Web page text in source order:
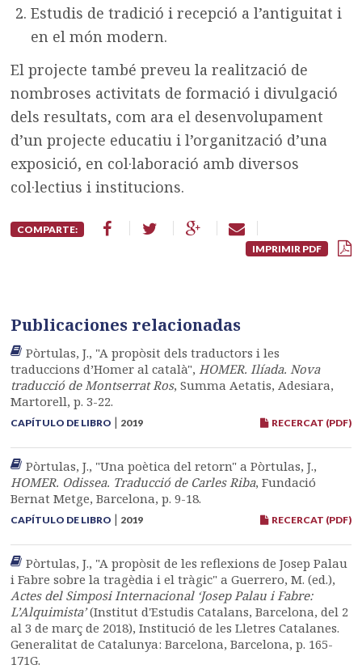
Estudis de tradició i recepció a l’antiguitat i
en el món modern.
El projecte també preveu la realització de
nombroses activitats de formació i divulgació
dels resultats, com ara el desenvolupament
d’un projecte educatiu i l’organització d’una
exposició, en col·laboració amb diversos
col·lectius i institucions.
COMPARTE:
IMPRIMIR PDF
Publicaciones relacionadas
Pòrtulas, J., "A propòsit dels traductors i les
traduccions d’Homer al català",HOMER. Ilíada. Nova
traducció de Montserrat Ros, Summa Aetatis, Adesiara,
Martorell, p. 3-22.
RECERCAT (PDF)
CAPÍTULO DE LIBRO | 2019
Pòrtulas, J., "Una poètica del retorn" a Pòrtulas, J.,
HOMER. Odissea. Traducció de Carles Riba, Fundació
Bernat Metge, Barcelona, p. 9-18.
RECERCAT (PDF)
CAPÍTULO DE LIBRO | 2019
Pòrtulas, J., "A propòsit de les reflexions de Josep Palau
i Fabre sobre la tragèdia i el tràgic" a Guerrero, M. (ed.),
Actes del Simposi Internacional ‘Josep Palau i Fabre:
L’Alquimista’(Institut d'Estudis Catalans, Barcelona, del 2
al 3 de març de 2018), Institució de les Lletres Catalanes.
Generalitat de Catalunya: Barcelona, Barcelona, p. 165-
171G.